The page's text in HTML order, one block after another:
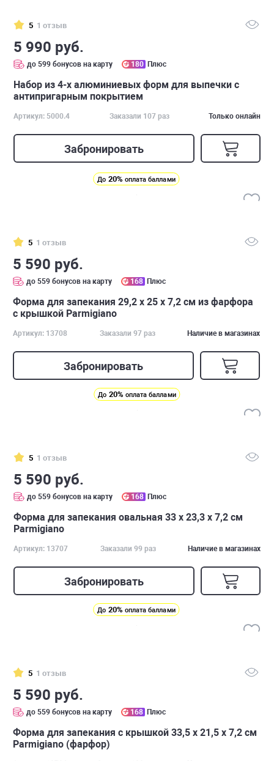
5 1 отзыв
5 990 руб.
до 599 бонусов на карту 180 Плюс
Набор из 4-х алюминиевых форм для выпечки с
антипригарным покрытием
Артикул: 5000.4 Заказали 107 раз Только онлайн
Забронировать
До 20% оплата баллами
5 1 отзыв
5 590 руб.
до 559 бонусов на карту 168 Плюс
Форма для запекания 29,2 х 25 х 7,2 см из фарфора
с крышкой Parmigiano
Артикул: 13708 Заказали 97 раз Наличие в магазинах
Забронировать
До 20% оплата баллами
5 1 отзыв
5 590 руб.
до 559 бонусов на карту 168 Плюс
Форма для запекания овальная 33 х 23,3 х 7,2 см
Parmigiano
Артикул: 13707 Заказали 99 раз Наличие в магазинах
Забронировать
До 20% оплата баллами
5 1 отзыв
5 590 руб.
до 559 бонусов на карту 168 Плюс
Форма для запекания с крышкой 33,5 х 21,5 х 7,2 см
Parmigiano (фарфор)